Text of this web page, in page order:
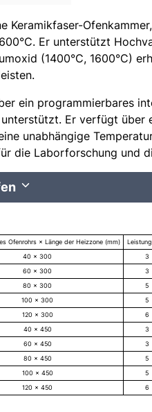
Keramikfaser-
Er unterstützt
(1400°C, 1600°C)
ein programmierbares
Er verfügt
unabhängige
die Laborforschung und
Ofenrohrs × Länge der Heizzone (mm)
40 × 300 3
60 × 300 3
80 × 300 5
100 × 300 5
120 × 300 6
40 × 450 3
60 × 450 3
80 × 450 5
100 × 450 5
120 × 450 6